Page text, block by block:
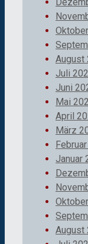
August
Juli
Juni
Mai
April
März
Januar
August